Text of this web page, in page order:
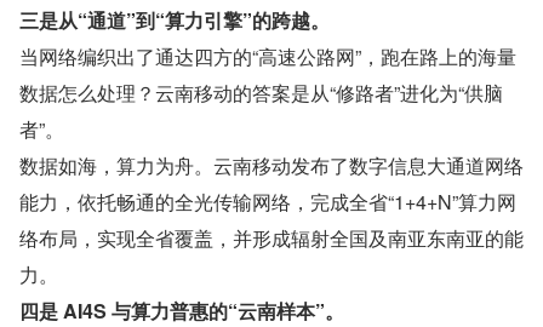
三是从“通道”到“算力引擎”的跨越。
当网络编织出了通达四方的“高速公路网”，跑在路上的海量
数据怎么处理？云南移动的答案是从“修路者”进化为“供脑
者”。
数据如海，算力为舟。云南移动发布了数字信息大通道网络
能力，依托畅通的全光传输网络，完成全省“1+4+N”算力网
络布局，实现全省覆盖，并形成辐射全国及南亚东南亚的能
力。
四是 AI4S 与算力普惠的“云南样本”。